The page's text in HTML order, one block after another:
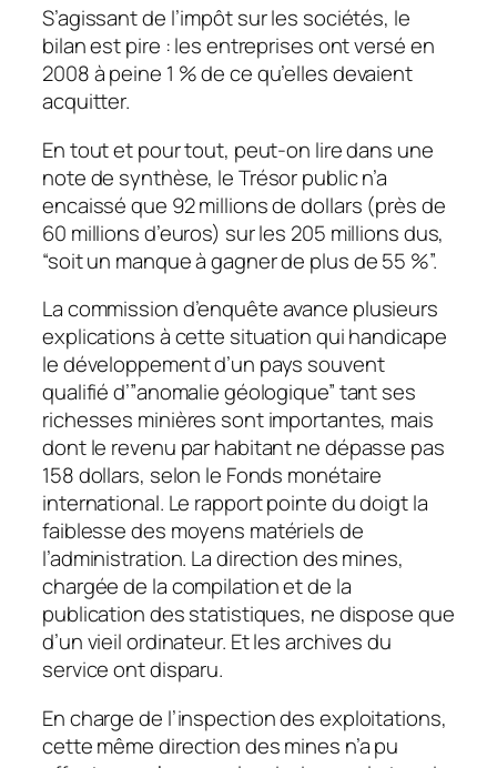
S’agissant de l’impôt sur les sociétés, le
bilan est pire : les entreprises ont versé en
2008 à peine 1 % de ce qu’elles devaient
acquitter.
En tout et pour tout, peut-on lire dans une
note de synthèse, le Trésor public n’a
encaissé que 92 millions de dollars (près de
60 millions d’euros) sur les 205 millions dus,
“soit un manque à gagner de plus de 55 %”.
La commission d’enquête avance plusieurs
explications à cette situation qui handicape
le développement d’un pays souvent
qualifié d’”anomalie géologique” tant ses
richesses minières sont importantes, mais
dont le revenu par habitant ne dépasse pas
158 dollars, selon le Fonds monétaire
international. Le rapport pointe du doigt la
faiblesse des moyens matériels de
l’administration. La direction des mines,
chargée de la compilation et de la
publication des statistiques, ne dispose que
d’un vieil ordinateur. Et les archives du
service ont disparu.
En charge de l’inspection des exploitations,
cette même direction des mines n’a pu